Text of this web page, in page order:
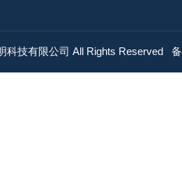
科技有限公司 All Rights Reserved